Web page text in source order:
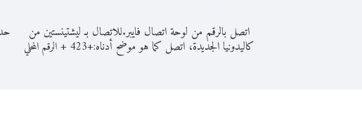
اتصل بالرقم من لوحة اتصال فايبر.للاتصال بـ ليشتينستين من
كاليدونيا الجديدة، اتصل كما هو موضح أدناه:+
423
+الرقم المحلي